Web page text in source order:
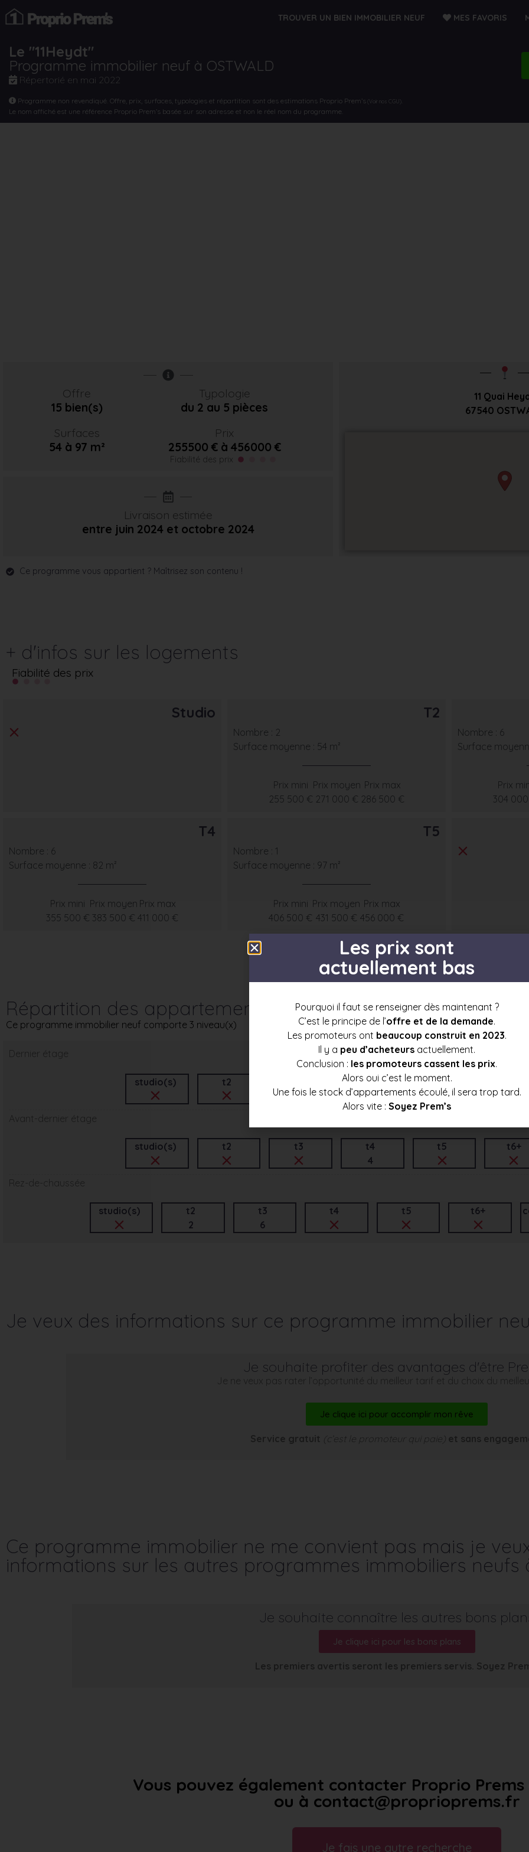
TROUVER UN BIEN IMMOBILIER NEUF MES FAVORIS
Le "11Heydt"
Programme immobilier neuf à OSTWALD
Répertorié en mai 2022
Programme non revendiqué. Offre, prix, surfaces, typologies et répartition sont des estimations Proprio Prem’s (Voir nos CGU)
Le nom affiché est une référence Proprio Prem’s basée sur son adresse et non le réel nom du programme.
Offre
15 bien(s)
Typologie
du 2 au 5 pièces
Surfaces
54 à 97 m²
Prix
255500 € à 456000 €
Fiabilité des prix
Livraison estimée
entre juin 2024 et octobre 2024
11 Quai
67540
Ce programme vous appartient ? Maîtrisez son contenu !
+ d'infos sur les logements
Fiabilité des prix
Studio T2
Nombre : 2
Surface moyenne : 54 m²
Prix mini
255 500 €
Prix moyen
271 000 €
Prix max
286 500 €
Nombre : 6
Surface
Prix
304
T4
Nombre : 6
Surface moyenne : 82 m²
Prix mini
355 500 €
Prix moyen
383 500 €
Prix max
411 000 €
T5
Nombre : 1
Surface moyenne : 97 m²
Prix mini
406 500 €
Prix moyen
431 500 €
Prix max
456 000 €
Répartition des appartements par étage
Ce programme immobilier neuf comporte 3 niveau(x)
Dernier étage
studio(s) t2
t4
2
t5
1
Avant-dernier étage
studio(s) t2 t3
t4
4
t5 t6+
Rez-de-chaussée
studio(s)
t2
2
t3
6
t4 t5 t6+
Je veux des informations sur ce programme immobilier
Je souhaite profiter des avantages d'être
Je ne veux pas rater l’opportunité du meilleur tarif et du choix du
Je clique ici pour accomplir mon rêve
Service gratuit (c’est le promoteur qui paie) et sans
Ce programme immobilier ne me convient pas mais je
informations sur les autres programmes immobiliers neufs
Je souhaite connaître les autres bons
Je clique ici pour les bons plans
Les premiers avertis seront les premiers servis. Soyez
Vous pouvez également contacter Proprio Prems
ou à contact@proprioprems.fr
Je fais une autre recherche
Les prix sont
actuellement bas
Pourquoi il faut se renseigner dès maintenant ?
C’est le principe de l’offre et de la demande.
Les promoteurs ont beaucoup construit en 2023.
Il y a peu d’acheteurs actuellement.
Conclusion : les promoteurs cassent les prix.
Alors oui c’est le moment.
Une fois le stock d’appartements écoulé, il sera trop tard.
Alors vite : Soyez Prem’s